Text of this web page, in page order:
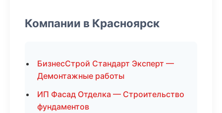
Компании в Красноярск
БизнесСтрой Стандарт Эксперт —
Демонтажные работы
ИП Фасад Отделка — Строительство
фундаментов